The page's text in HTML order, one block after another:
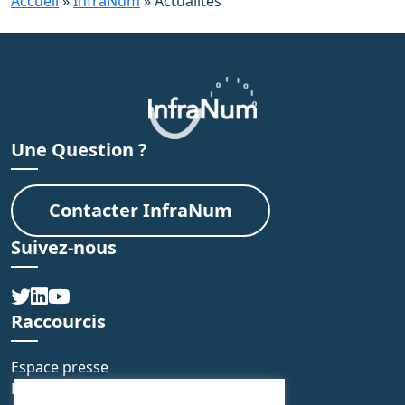
l
i
s
t
e
d
e
s
a
Une Question ?
Contacter InfraNum
Suivez-nous
Raccourcis
Espace presse
FAQ